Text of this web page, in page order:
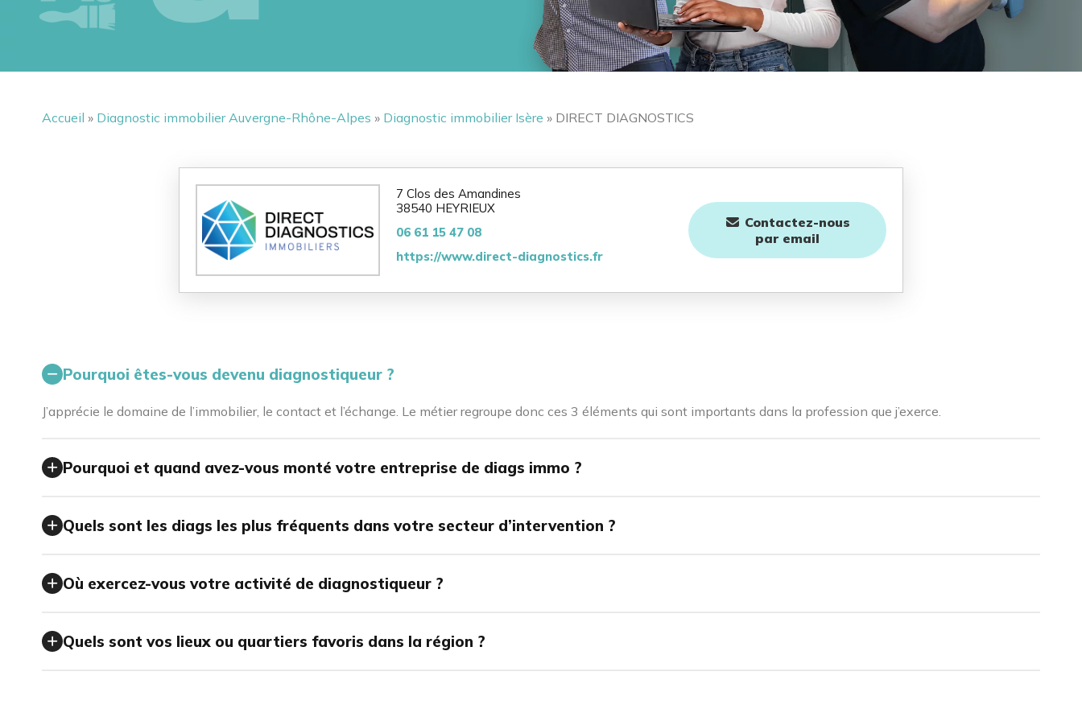
Accueil » Diagnostic immobilier Auvergne-Rhône-Alpes » Diagnostic immobilier Isère » DIRECT DIAGNOSTICS
7 Clos des Amandines
38540 HEYRIEUX
06 61 15 47 08
https://www.direct-diagnostics.fr
Contactez-nous
par email
Pourquoi êtes-vous devenu diagnostiqueur ?
J’apprécie le domaine de l’immobilier, le contact et l’échange. Le métier regroupe donc ces 3 éléments qui sont importants dans la profession que j’exerce.
Pourquoi et quand avez-vous monté votre entreprise de diags immo ?
Quels sont les diags les plus fréquents dans votre secteur d’intervention ?
Où exercez-vous votre activité de diagnostiqueur ?
Quels sont vos lieux ou quartiers favoris dans la région ?